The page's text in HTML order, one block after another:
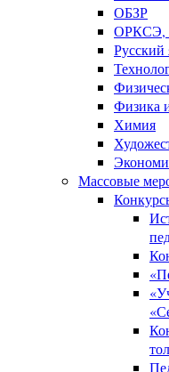
ОБЗР
Русский
Физика
Химия
Массовые